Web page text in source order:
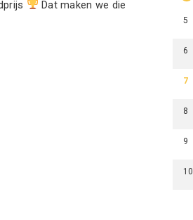
Dat maken we die
5
6
7
8
9
10